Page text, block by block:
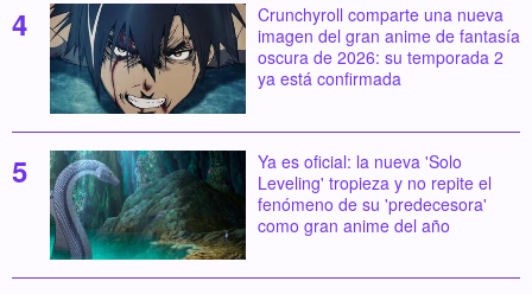
Crunchyroll comparte una nueva
imagen del gran anime de fantasía
oscura de 2026: su temporada 2
ya está confirmada
Ya es oficial: la nueva 'Solo
Leveling' tropieza y no repite el
fenómeno de su 'predecesora'
como gran anime del año